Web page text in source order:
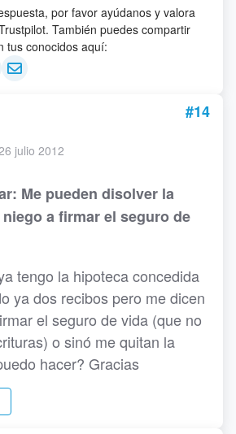
por favor ayúdanos y valora
También puedes compartir
tus conocidos aquí:
#14
julio 2012
Me pueden disolver la
a firmar el seguro de
tengo la hipoteca concedida
ya dos recibos pero me dicen
el seguro de vida (que no
o sinó me quitan la
hacer? Gracias